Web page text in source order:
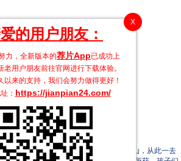
X
的用户朋友：
力，全新版本的荐片App已成功上
老用户朋友前往官网进行下载体验。
以来的支持，我们会努力做得更好！
： https://jianpian24.com/
就读于城西小学的5个男孩子结伴上山，从此一去